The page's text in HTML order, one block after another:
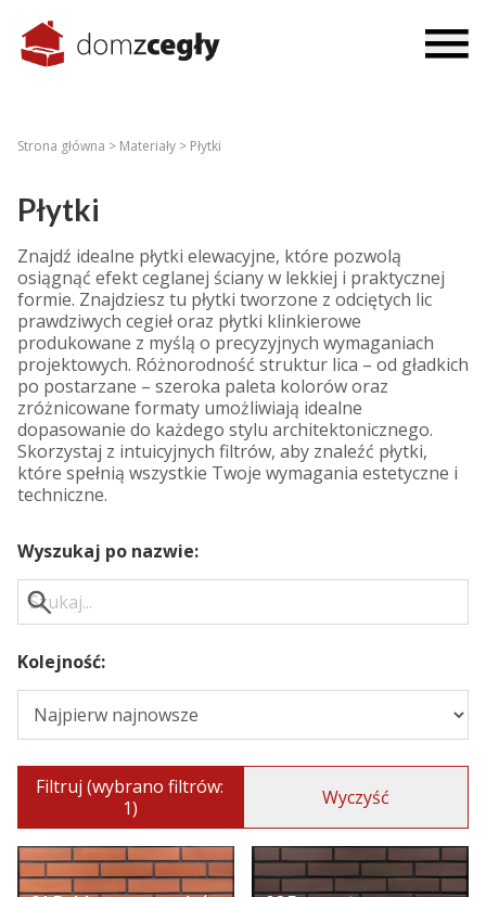
Strona główna > Materiały > Płytki
Płytki
Znajdź idealne płytki elewacyjne, które pozwolą
osiągnąć efekt ceglanej ściany w lekkiej i praktycznej
formie. Znajdziesz tu płytki tworzone z odciętych lic
prawdziwych cegieł oraz płytki klinkierowe
produkowane z myślą o precyzyjnych wymaganiach
projektowych. Różnorodność struktur lica – od gładkich
po postarzane – szeroka paleta kolorów oraz
zróżnicowane formaty umożliwiają idealne
dopasowanie do każdego stylu architektonicznego.
Skorzystaj z intuicyjnych filtrów, aby znaleźć płytki,
które spełnią wszystkie Twoje wymagania estetyczne i
techniczne.
Wyszukaj po nazwie:
Kolejność:
Filtruj (wybrano filtrów:
1)
Wyczyść